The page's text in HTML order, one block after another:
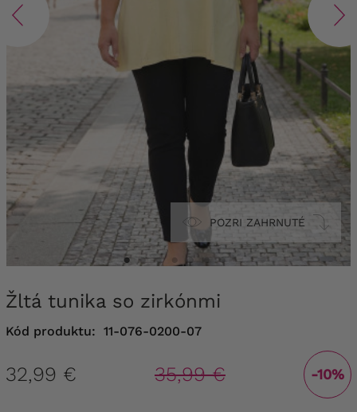
POZRI ZAHRNUTÉ
Žltá tunika so zirkónmi
Kód produktu: 11-076-0200-07
32,99 € 35,99 € -10%